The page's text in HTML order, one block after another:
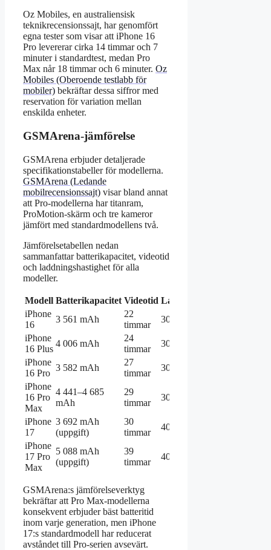
Oz Mobiles, en australiensisk
teknikrecensionssajt, har genomfört
egna tester som visar att iPhone 16
Pro levererar cirka 14 timmar och 7
minuter i standardtest, medan Pro
Max når 18 timmar och 6 minuter. Oz
Mobiles (Oberoende testlabb för
mobiler) bekräftar dessa siffror med
reservation för variation mellan
enskilda enheter.
GSMArena-jämförelse
GSMArena erbjuder detaljerade
specifikationstabeller för modellerna.
GSMArena (Ledande
mobilrecensionssajt) visar bland annat
att Pro-modellerna har titanram,
ProMotion-skärm och tre kameror
jämfört med standardmodellens två.
Jämförelsetabellen nedan
sammanfattar batterikapacitet, videotid
och laddningshastighet för alla
modeller.
Modell Batterikapacitet Videotid Laddning
iPhone
16
3 561 mAh
22
timmar
30W
iPhone
16 Plus
4 006 mAh
24
timmar
30W
iPhone
16 Pro
3 582 mAh
27
timmar
30W
iPhone
16 Pro
Max
4 441–4 685
mAh
29
timmar
30W
iPhone
17
3 692 mAh
(uppgift)
30
timmar
40W
iPhone
17 Pro
Max
5 088 mAh
(uppgift)
39
timmar
40W
GSMArena:s jämförelseverktyg
bekräftar att Pro Max-modellerna
konsekvent erbjuder bäst batteritid
inom varje generation, men iPhone
17:s standardmodell har reducerat
avståndet till Pro-serien avsevärt.